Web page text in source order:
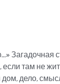
Загадочная
там не
дом, дело,